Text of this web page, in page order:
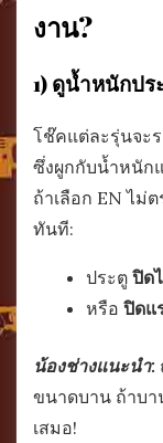
งาน?
1) ดูน้ำหนักป
โช๊คแต่ละรุ่นจะร
ซึ่งผูกกับน้ำหนัก
ถ้าเลือก EN ไม่
ทันที:
ประตู ปิด
หรือ ปิดแ
น้องช่างแนะนำ:
ขนาดบาน ถ้าบ
เสมอ!